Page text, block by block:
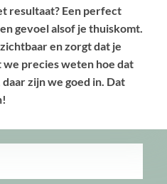
resultaat? Een perfect
gevoel alsof je thuiskomt.
en zorgt dat je
precies weten hoe dat
zijn we goed in. Dat